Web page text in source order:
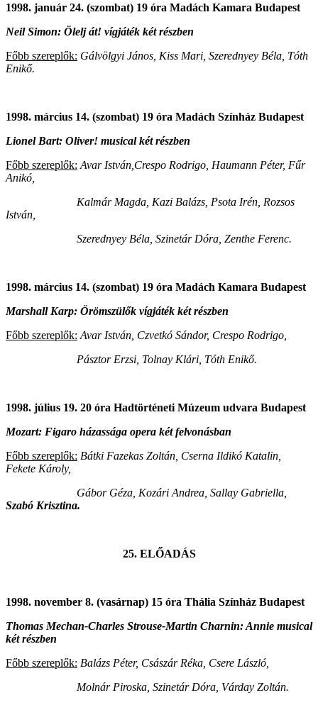
1998. január 24. (szombat) 19 óra Madách Kamara Budapest
Neil Simon: Ölelj át! vígjáték két részben
Főbb szereplők: Gálvölgyi János, Kiss Mari, Szerednyey Béla, Tóth
Enikő.
1998. március 14. (szombat) 19 óra Madách Színház Budapest
Lionel Bart: Oliver! musical két részben
Főbb szereplők: Avar István,Crespo Rodrigo, Haumann Péter, Fűr
Anikó,
Kalmár Magda, Kazi Balázs, Psota Irén, Rozsos
István,
Szerednyey Béla, Szinetár Dóra, Zenthe Ferenc.
1998. március 14. (szombat) 19 óra Madách Kamara Budapest
Marshall Karp: Örömszülők vígjáték két részben
Főbb szereplők: Avar István, Czvetkó Sándor, Crespo Rodrigo,
Pásztor Erzsi, Tolnay Klári, Tóth Enikő.
1998. július 19. 20 óra Hadtörténeti Múzeum udvara Budapest
Mozart: Figaro házassága opera két felvonásban
Főbb szereplők: Bátki Fazekas Zoltán, Cserna Ildikó Katalin,
Fekete Károly,
Gábor Géza, Kozári Andrea, Sallay Gabriella,
Szabó Krisztina.
25. ELŐADÁS
1998. november 8. (vasárnap) 15 óra Thália Színház Budapest
Thomas Mechan-Charles Strouse-Martin Charnin: Annie musical
két részben
Főbb szereplők: Balázs Péter, Császár Réka, Csere László,
Molnár Piroska, Szinetár Dóra, Várday Zoltán.